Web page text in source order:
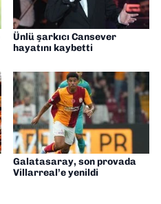
Ünlü şarkıcı Cansever
hayatını kaybetti
Galatasaray, son provada
Villarreal’e yenildi